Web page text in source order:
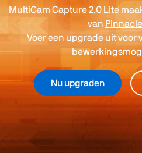
MultiCam Capture 2.0 Lite
van
Voer een upgrade uit voor
Nu upgraden